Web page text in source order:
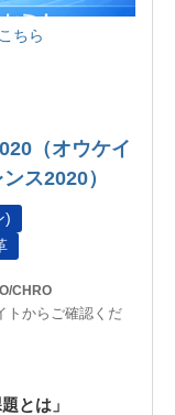
ちら
（オウケイ
ス2020）
)
CHRO
トからご確認くだ
とは」